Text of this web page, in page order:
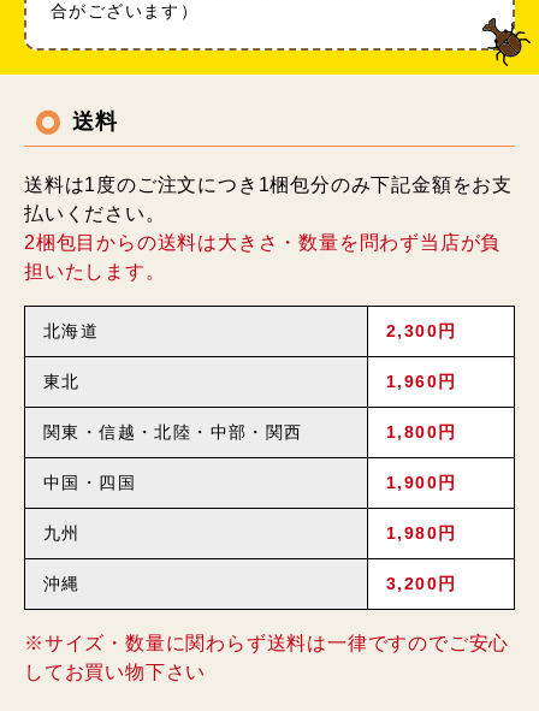
合がございます）
送料
送料は1度のご注文につき1梱包分のみ下記金額をお支
払いください。
2梱包目からの送料は大きさ・数量を問わず当店が負
担いたします。
北海道 2,300円
東北 1,960円
関東・信越・北陸・中部・関西 1,800円
中国・四国 1,900円
九州 1,980円
沖縄 3,200円
※サイズ・数量に関わらず送料は一律ですのでご安心
してお買い物下さい